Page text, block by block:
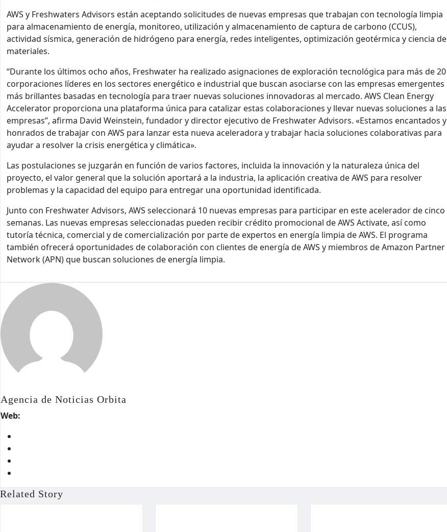
AWS y Freshwaters Advisors están aceptando solicitudes de nuevas empresas que trabajan con tecnología limpia
para almacenamiento de energía, monitoreo, utilización y almacenamiento de captura de carbono (CCUS),
actividad sísmica, generación de hidrógeno para energía, redes inteligentes, optimización geotérmica y ciencia de
materiales.
“Durante los últimos ocho años, Freshwater ha realizado asignaciones de exploración tecnológica para más de 20
corporaciones líderes en los sectores energético e industrial que buscan asociarse con las empresas emergentes
más brillantes basadas en tecnología para traer nuevas soluciones innovadoras al mercado. AWS Clean Energy
Accelerator proporciona una plataforma única para catalizar estas colaboraciones y llevar nuevas soluciones a las
empresas”, afirma David Weinstein, fundador y director ejecutivo de Freshwater Advisors. «Estamos encantados y
honrados de trabajar con AWS para lanzar esta nueva aceleradora y trabajar hacia soluciones colaborativas para
ayudar a resolver la crisis energética y climática».
Las postulaciones se juzgarán en función de varios factores, incluida la innovación y la naturaleza única del
proyecto, el valor general que la solución aportará a la industria, la aplicación creativa de AWS para resolver
problemas y la capacidad del equipo para entregar una oportunidad identificada.
Junto con Freshwater Advisors, AWS seleccionará 10 nuevas empresas para participar en este acelerador de cinco
semanas. Las nuevas empresas seleccionadas pueden recibir crédito promocional de AWS Activate, así como
tutoría técnica, comercial y de comercialización por parte de expertos en energía limpia de AWS. El programa
también ofrecerá oportunidades de colaboración con clientes de energía de AWS y miembros de Amazon Partner
Network (APN) que buscan soluciones de energía limpia.
Agencia de Noticias Orbita
Web:
Related Story